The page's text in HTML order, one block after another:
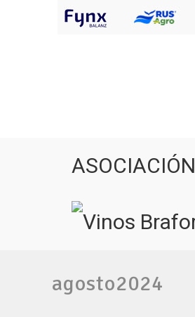
ASOCIACIÓN
agosto2024